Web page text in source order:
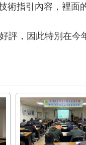
術指引內容，裡面
評，因此特別在今